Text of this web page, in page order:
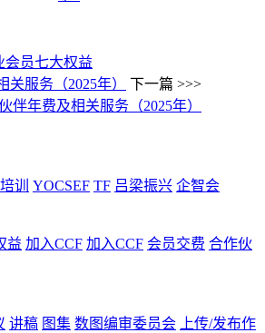
会员七大权益
服务（2025年）
下一篇 >>>
伴年费及相关服务（2025年）
培训 YOCSEF TF 吕梁振兴 企智会
益 加入CCF 加入CCF 会员交费 合作伙
讲稿 图集 数图编审委员会
上传/发布作